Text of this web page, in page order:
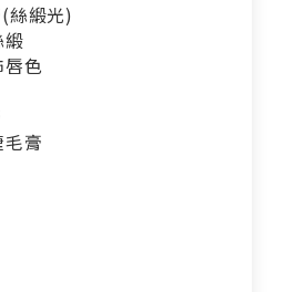
絲緞光)
緞
色
膏